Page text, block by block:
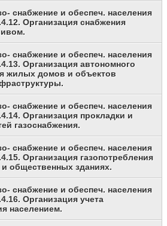
снабжение и обеспеч. населения
Организация снабжения
снабжение и обеспеч. населения
Организация автономного
жилых домов и объектов
снабжение и обеспеч. населения
Организация прокладки и
газоснабжения.
снабжение и обеспеч. населения
Организация газопотребления
общественных зданиях.
снабжение и обеспеч. населения
Организация учета
населением.